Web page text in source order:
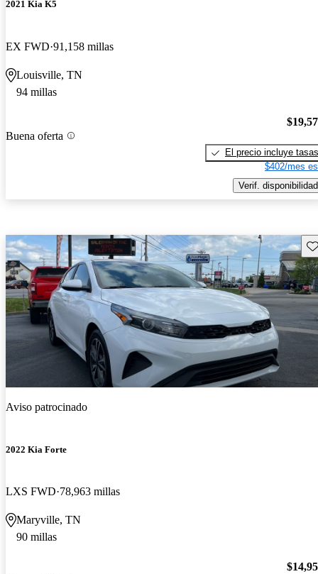
2021 Kia K5
EX FWD 91,158 millas
Louisville, TN
94 millas
Buena oferta
El precio incluye tasas
$402/mes
Verif. disponibilidad
Aviso patrocinado
2022 Kia Forte
LXS FWD 78,963 millas
Maryville, TN
90 millas